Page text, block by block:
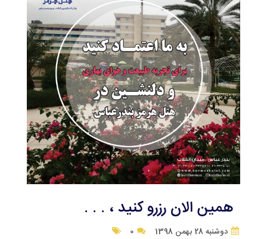
همین الان رزرو کنید ، . . .
دوشنبه 28 بهمن 1398